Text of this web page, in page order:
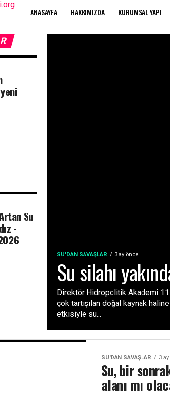
ANASAYFA HAKKIMIZDA KURUMSAL YAPI
SU'DAN SAVAŞLAR 3 ay önce
Su silahı
Direktör Hidropolitik Akademi
çok tartışılan doğal kaynak
etkisiyle su...
Su
-
SU'DAN SAVAŞLAR 3
Su, bir
alanı mı